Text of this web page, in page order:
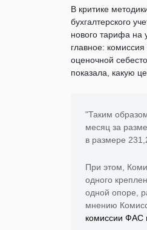
В критике
бухгалтерского
нового тарифа на
главное:
оценочной
показала, какую
"Таким
месяц за
в размере
При этом,
одного
одной опоре,
мнению
комиссии ФАС